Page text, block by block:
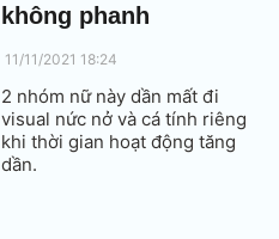
không phanh
11/11/2021 18:24
2 nhóm nữ này dần mất đi
visual nức nở và cá tính riêng
khi thời gian hoạt động tăng
dần.